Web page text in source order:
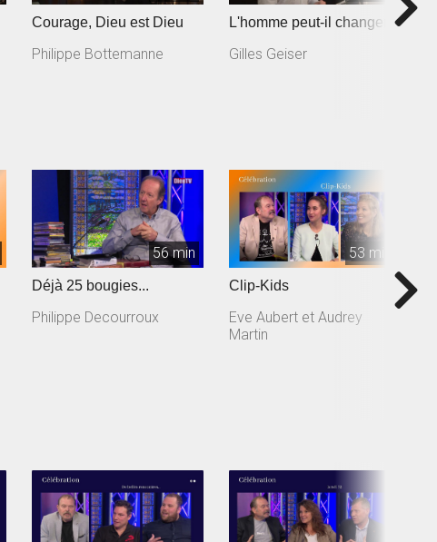
Courage, Dieu est Dieu
Philippe Bottemanne
L'homme peut-il changer ?
Gilles Geiser
56 min
Déjà 25 bougies...
Philippe Decourroux
53 min
Clip-Kids
Eve Aubert et Audrey
Martin